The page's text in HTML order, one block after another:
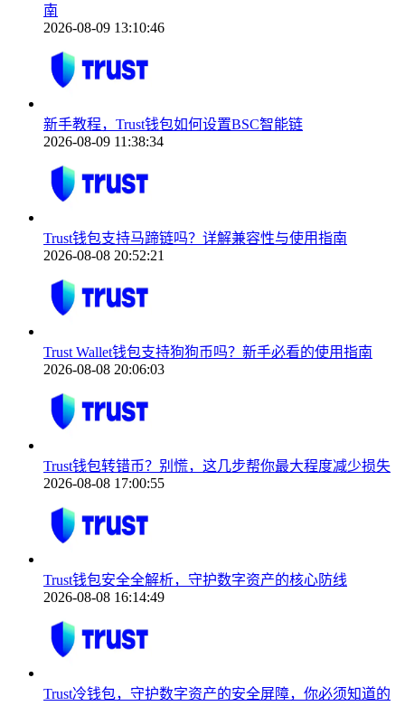
南
2026-08-09 13:10:46
新手教程，Trust钱包如何设置BSC智能链
2026-08-09 11:38:34
Trust钱包支持马蹄链吗？详解兼容性与使用指南
2026-08-08 20:52:21
Trust Wallet钱包支持狗狗币吗？新手必看的使用指南
2026-08-08 20:06:03
Trust钱包转错币？别慌，这几步帮你最大程度减少损失
2026-08-08 17:00:55
Trust钱包安全全解析，守护数字资产的核心防线
2026-08-08 16:14:49
Trust冷钱包，守护数字资产的安全屏障，你必须知道的